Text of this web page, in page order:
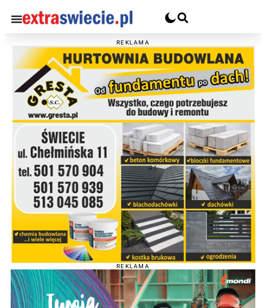
REKLAMA
REKLAMA